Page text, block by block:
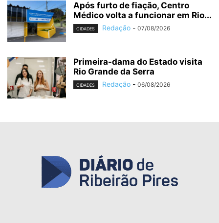
Após furto de fiação, Centro
Médico volta a funcionar em Rio...
CIDADES Redação - 07/08/2026
Primeira-dama do Estado visita
Rio Grande da Serra
CIDADES Redação - 06/08/2026